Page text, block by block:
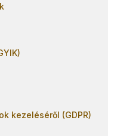
kezeléséről (GDPR)